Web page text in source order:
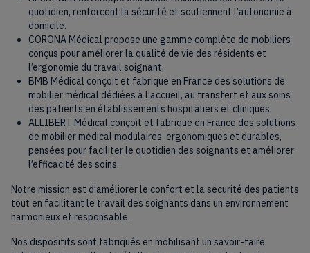
quotidien, renforcent la sécurité et soutiennent l’autonomie à
domicile.
CORONA Médical propose une gamme complète de mobiliers
conçus pour améliorer la qualité de vie des résidents et
l’ergonomie du travail soignant.
BMB Médical conçoit et fabrique en France des solutions de
mobilier médical dédiées à l’accueil, au transfert et aux soins
des patients en établissements hospitaliers et cliniques.
ALLIBERT Médical conçoit et fabrique en France des solutions
de mobilier médical modulaires, ergonomiques et durables,
pensées pour faciliter le quotidien des soignants et améliorer
l’efficacité des soins.
Notre mission est d’améliorer le confort et la sécurité des patients
tout en facilitant le travail des soignants dans un environnement
harmonieux et responsable.
Nos dispositifs sont fabriqués en mobilisant un savoir-faire